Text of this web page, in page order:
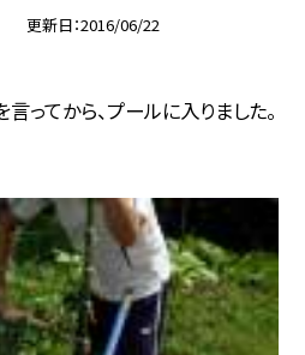
更新日 2016/06/22
ってから、プールに入りました。